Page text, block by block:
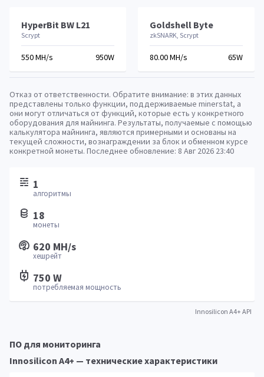
1
алгоритмы
18
монеты
620 MH/s
хешрейт
750 W
потребляемая мощность
Innosilicon A4+ API
ПО для мониторинга
Innosilicon A4+ — технические характеристики
HyperBit BW L21
Scrypt
550 MH/s 950W
Goldshell Byte
zkSNARK, Scrypt
80.00 MH/s 65W
Отказ от ответственности. Обратите внимание: в этих данных
представлены только функции, поддерживаемые minerstat, а
они могут отличаться от функций, которые есть у конкретного
оборудования для майнинга. Результаты, получаемые с помощью
калькулятора майнинга, являются примерными и основаны на
текущей сложности, вознаграждении за блок и обменном курсе
конкретной монеты. Последнее обновление: 8 Авг 2026 23:40